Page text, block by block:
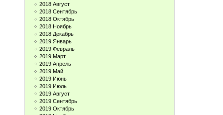
2018 Август
2018 Сентябрь
2018 Октябрь
2018 Ноябрь
2018 Декабрь
2019 Январь
2019 Февраль
2019 Март
2019 Апрель
2019 Май
2019 Июнь
2019 Июль
2019 Август
2019 Сентябрь
2019 Октябрь